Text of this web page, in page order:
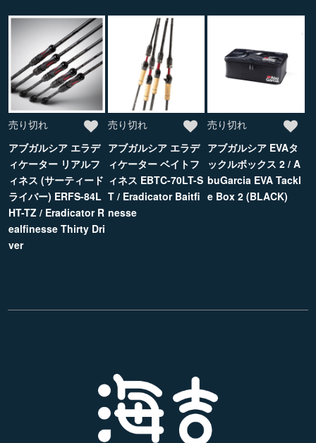
売り切れ
アブガルシア エラデ
ィケーター リアルフ
ィネス (サーティード
ライバー) ERFS-84L
HT-TZ / Eradicator R
ealfinesse Thirty Dri
ver
売り切れ
アブガルシア エラデ
ィケーター ベイトフ
ィネス EBTC-70LT-S
T / Eradicator Baitfi
nesse
売り切れ
アブガルシア EVAタ
ックルボックス 2 / A
buGarcia EVA Tackl
e Box 2 (BLACK)